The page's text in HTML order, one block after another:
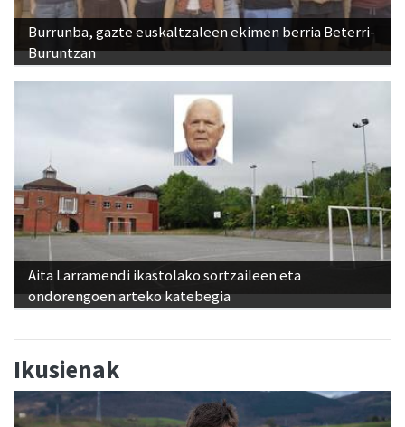
Burrunba, gazte euskaltzaleen ekimen berria Beterri-
Buruntzan
Aita Larramendi ikastolako sortzaileen eta
ondorengoen arteko katebegia
Ikusienak